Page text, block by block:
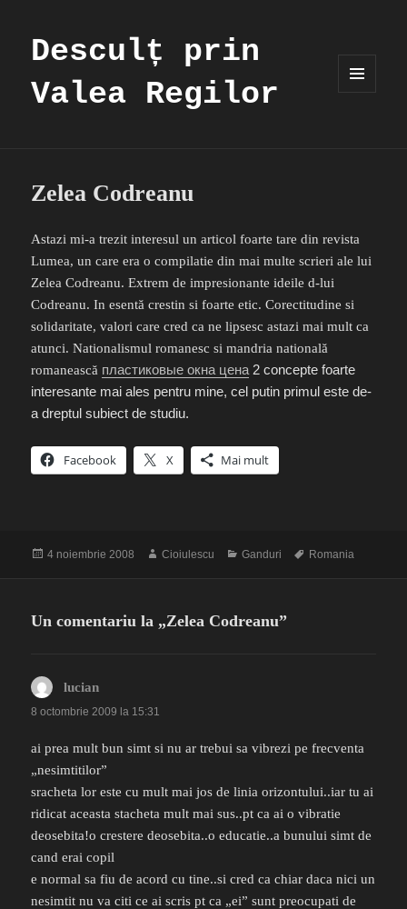
Desculț prin
Valea Regilor
Zelea Codreanu
Astazi mi-a trezit interesul un articol foarte tare din revista
Lumea, un care era o compilatie din mai multe scrieri ale lui
Zelea Codreanu. Extrem de impresionante ideile d-lui
Codreanu. In esentă crestin si foarte etic. Corectitudine si
solidaritate, valori care cred ca ne lipsesc astazi mai mult ca
atunci. Nationalismul romanesc si mandria natională
romanească пластиковые окна цена 2 concepte foarte
interesante mai ales pentru mine, cel putin primul este de-
a dreptul subiect de studiu.
Facebook X Mai mult
Publicat
4 noiembrie 2008 Autor
Cioiulescu Categorii
Ganduri Etichete
Romania
Un comentariu la „Zelea Codreanu”
lucian
8 octombrie 2009 la 15:31
ai prea mult bun simt si nu ar trebui sa vibrezi pe frecventa
„nesimtitilor”
sracheta lor este cu mult mai jos de linia orizontului..iar tu ai
ridicat aceasta stacheta mult mai sus..pt ca ai o vibratie
deosebita!o crestere deosebita..o educatie..a bunului simt de
cand erai copil
e normal sa fiu de acord cu tine..si cred ca chiar daca nici un
nesimtit nu va citi ce ai scris pt ca „ei” sunt preocupati de